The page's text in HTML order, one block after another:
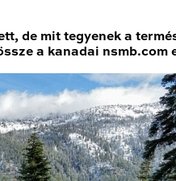
de mit tegyenek a
a kanadai